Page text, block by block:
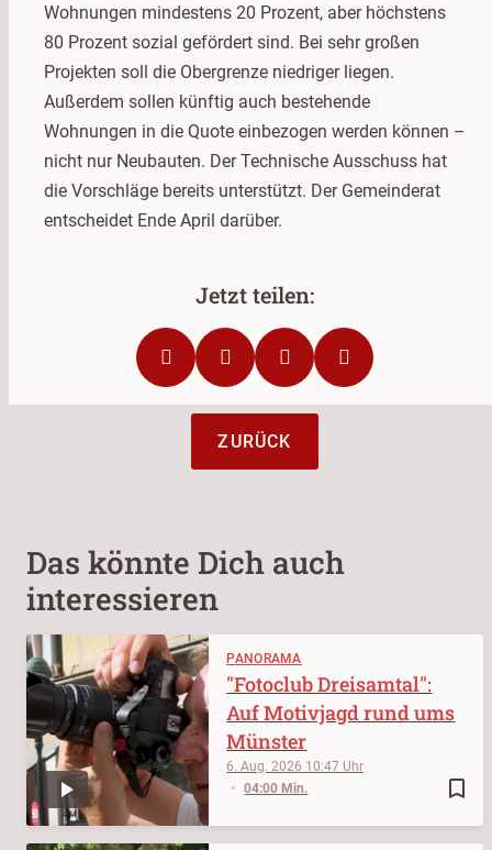
Wohnungen mindestens 20 Prozent, aber höchstens
80 Prozent sozial gefördert sind. Bei sehr großen
Projekten soll die Obergrenze niedriger liegen.
Außerdem sollen künftig auch bestehende
Wohnungen in die Quote einbezogen werden können –
nicht nur Neubauten. Der Technische Ausschuss hat
die Vorschläge bereits unterstützt. Der Gemeinderat
entscheidet Ende April darüber.
ZURÜCK
Das könnte Dich auch
interessieren
PANORAMA
bookmark_border
6. Aug. 2026 10:47
04:00 Min.
"Fotoclub Dreisamtal":
Auf Motivjagd rund ums
Münster